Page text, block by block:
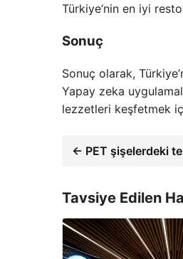
Türkiye’nin en iyi
Sonuç
Sonuç olarak,
Yapay zeka
lezzetleri keşfetmek
← PET şişelerdeki
Tavsiye Edilen